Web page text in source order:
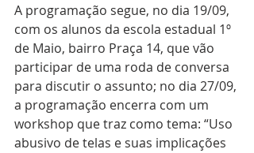
A programação segue, no dia 19/09,
com os alunos da escola estadual 1º
de Maio, bairro Praça 14, que vão
participar de uma roda de conversa
para discutir o assunto; no dia 27/09,
a programação encerra com um
workshop que traz como tema: “Uso
abusivo de telas e suas implicações